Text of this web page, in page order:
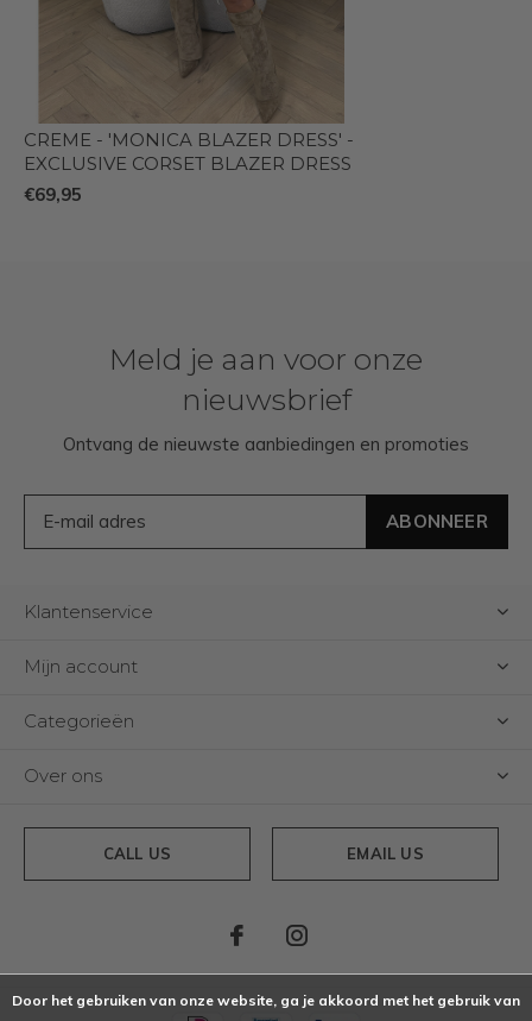
CREME - 'MONICA BLAZER DRESS' -
EXCLUSIVE CORSET BLAZER DRESS
€69,95
Meld je aan voor onze
nieuwsbrief
Ontvang de nieuwste aanbiedingen en promoties
ABONNEER
Klantenservice
Mijn account
Categorieën
Over ons
CALL US EMAIL US
Door het gebruiken van onze website, ga je akkoord met het gebruik van